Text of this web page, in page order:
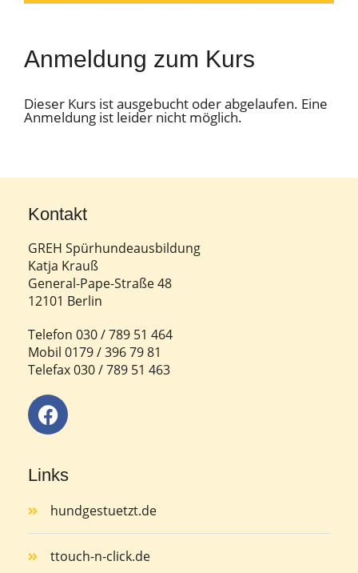
Anmeldung zum Kurs
Dieser Kurs ist ausgebucht oder abgelaufen. Eine
Anmeldung ist leider nicht möglich.
Kontakt
GREH Spürhundeausbildung
Katja Krauß
General-Pape-Straße 48
12101 Berlin
Telefon 030 / 789 51 464
Mobil 0179 / 396 79 81
Telefax 030 / 789 51 463
Links
hundgestuetzt.de
ttouch-n-click.de